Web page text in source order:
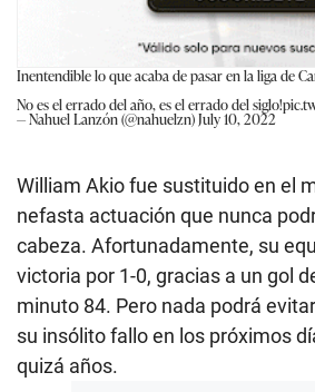
Inentendible lo que acaba de pasar en la liga de
No es el errado del año, es el errado del siglo!
— Nahuel Lanzón (@nahuelzn)July 10, 2022
William Akio fue sustituido en el
nefasta actuación que nunca
cabeza. Afortunadamente, su
victoria por 1-0, gracias a un gol
minuto 84. Pero nada podrá
su insólito fallo en los próximos
quizá años.